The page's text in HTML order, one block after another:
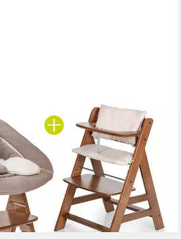
- Newborn Set (Set, 4 St), Holz
Neugeborenenaufsatz &
dir